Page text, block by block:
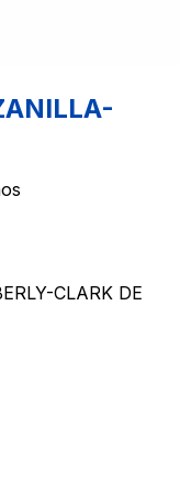
CLARK DE